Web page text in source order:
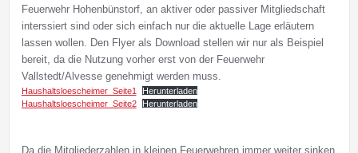
Feuerwehr Hohenbünstorf, an aktiver oder passiver Mitgliedschaft
interssiert sind oder sich einfach nur die aktuelle Lage erläutern
lassen wollen. Den Flyer als Download stellen wir nur als Beispiel
bereit, da die Nutzung vorher erst von der Feuerwehr
Vallstedt/Alvesse genehmigt werden muss.
Haushaltsloescheimer_Seite1
Herunterladen
Haushaltsloescheimer_Seite2
Herunterladen
Da die Mitgliederzahlen in kleinen Feuerwehren immer weiter sinken